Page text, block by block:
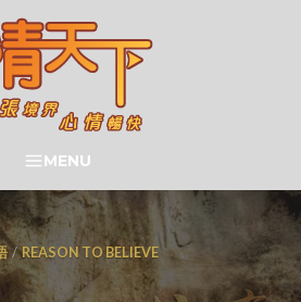
SEARCH
MENU
/ REASON TO BELIEVE